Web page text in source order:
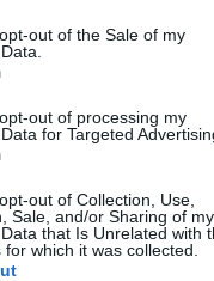
out of the Sale of my
out of processing my
for Targeted
out of Collection, Use,
Sale, and/or Sharing of my
that Is Unrelated with
for which it was collected.